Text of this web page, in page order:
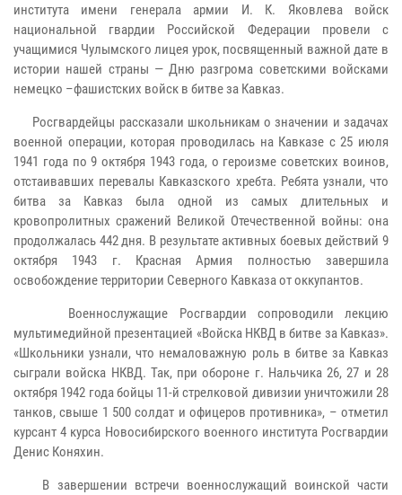
института имени генерала армии И. К. Яковлева войск
национальной гвардии Российской Федерации провели с
учащимися Чулымского лицея урок, посвященный важной дате в
истории нашей страны — Дню разгрома советскими войсками
немецко –фашистских войск в битве за Кавказ.
Росгвардейцы рассказали школьникам о значении и задачах
военной операции, которая проводилась на Кавказе с 25 июля
1941 года по 9 октября 1943 года, о героизме советских воинов,
отстаивавших перевалы Кавказского хребта. Ребята узнали, что
битва за Кавказ была одной из самых длительных и
кровопролитных сражений Великой Отечественной войны: она
продолжалась 442 дня. В результате активных боевых действий 9
октября 1943 г. Красная Армия полностью завершила
освобождение территории Северного Кавказа от оккупантов.
Военнослужащие Росгвардии сопроводили лекцию
мультимедийной презентацией «Войска НКВД в битве за Кавказ».
«Школьники узнали, что немаловажную роль в битве за Кавказ
сыграли войска НКВД. Так, при обороне г. Нальчика 26, 27 и 28
октября 1942 года бойцы 11-й стрелковой дивизии уничтожили 28
танков, свыше 1 500 солдат и офицеров противника», – отметил
курсант 4 курса Новосибирского военного института Росгвардии
Денис Коняхин.
В завершении встречи военнослужащий воинской части